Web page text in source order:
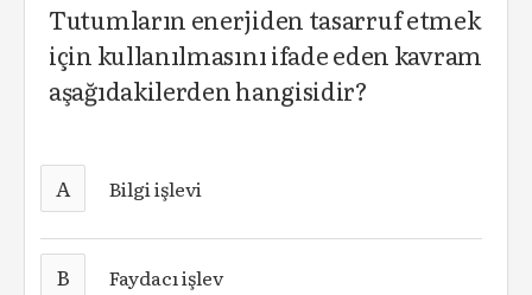
Tutumların enerjiden tasarruf etmek
için kullanılmasını ifade eden kavram
aşağıdakilerden hangisidir?
A Bilgi işlevi
B Faydacı işlev